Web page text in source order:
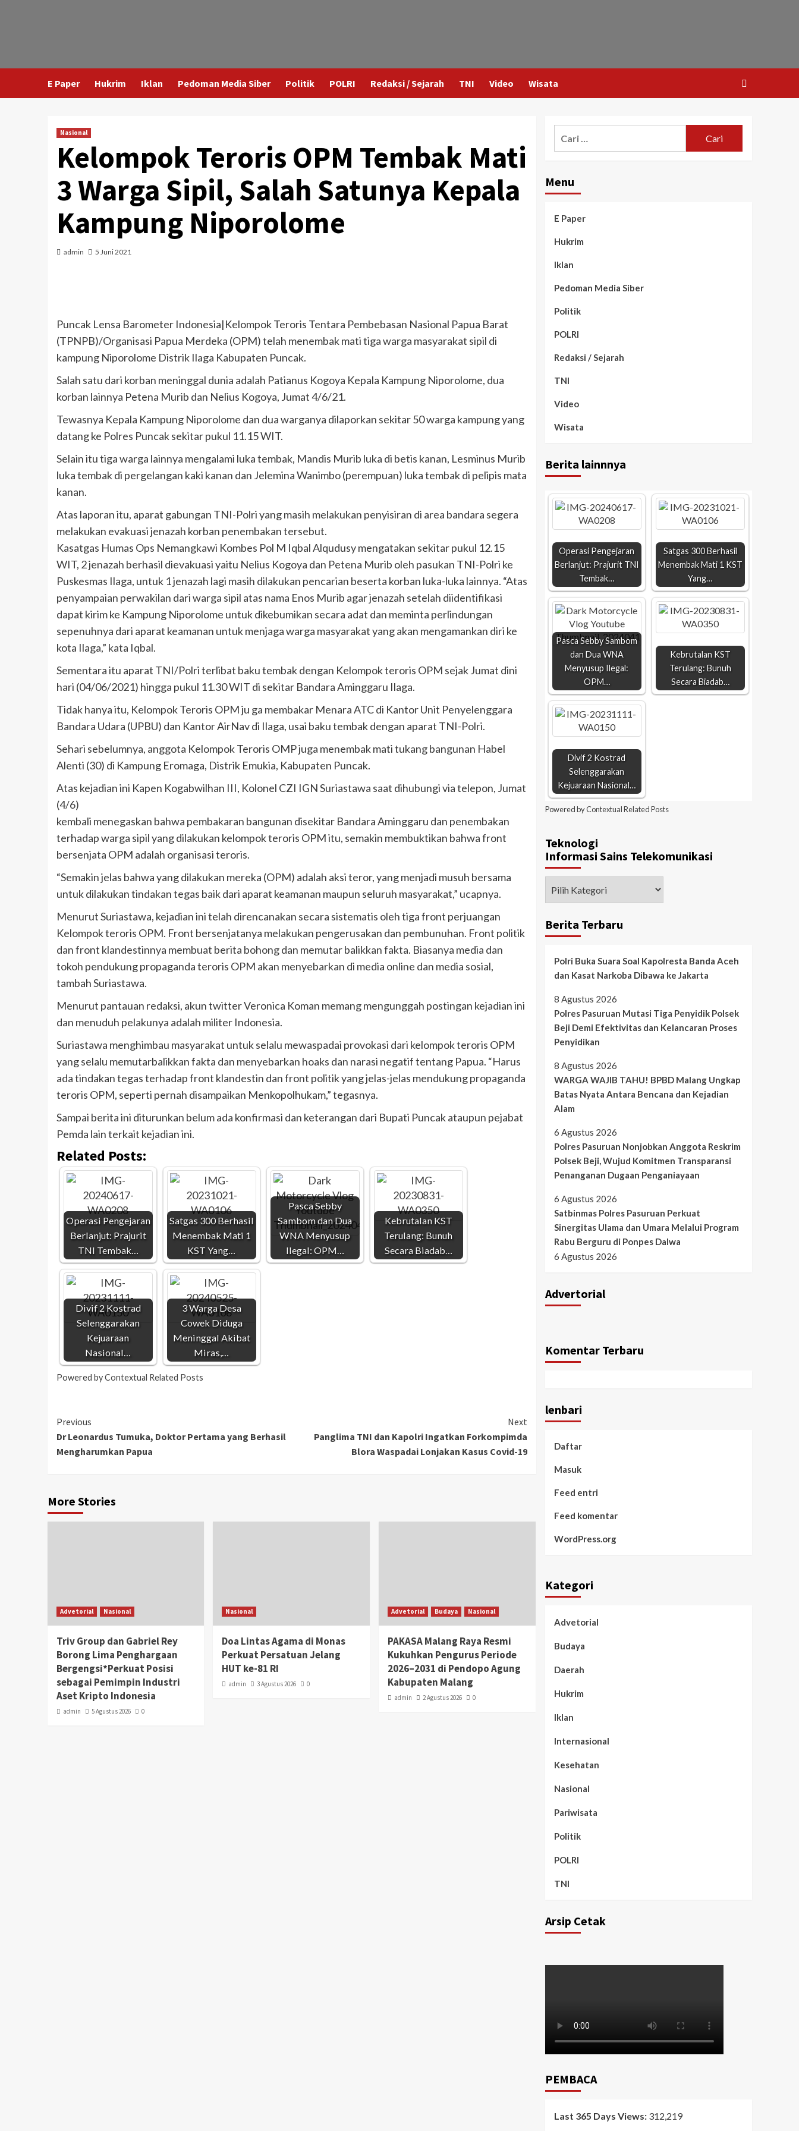
E Paper Hukrim Iklan Pedoman Media Siber Politik POLRI Redaksi / Sejarah TNI Video Wisata
Nasional
Kelompok Teroris OPM Tembak Mati
3 Warga Sipil, Salah Satunya Kepala
Kampung Niporolome
admin 5 Juni 2021
Puncak Lensa Barometer Indonesia|Kelompok Teroris Tentara Pembebasan Nasional Papua Barat
(TPNPB)/Organisasi Papua Merdeka (OPM) telah menembak mati tiga warga masyarakat sipil di
kampung Niporolome Distrik Ilaga Kabupaten Puncak.
Salah satu dari korban meninggal dunia adalah Patianus Kogoya Kepala Kampung Niporolome, dua
korban lainnya Petena Murib dan Nelius Kogoya, Jumat 4/6/21.
Tewasnya Kepala Kampung Niporolome dan dua warganya dilaporkan sekitar 50 warga kampung yang
datang ke Polres Puncak sekitar pukul 11.15 WIT.
Selain itu tiga warga lainnya mengalami luka tembak, Mandis Murib luka di betis kanan, Lesminus Murib
luka tembak di pergelangan kaki kanan dan Jelemina Wanimbo (perempuan) luka tembak di pelipis mata
kanan.
Atas laporan itu, aparat gabungan TNI-Polri yang masih melakukan penyisiran di area bandara segera
melakukan evakuasi jenazah korban penembakan tersebut.
Kasatgas Humas Ops Nemangkawi Kombes Pol M Iqbal Alqudusy mengatakan sekitar pukul 12.15
WIT, 2 jenazah berhasil dievakuasi yaitu Nelius Kogoya dan Petena Murib oleh pasukan TNI-Polri ke
Puskesmas Ilaga, untuk 1 jenazah lagi masih dilakukan pencarian beserta korban luka-luka lainnya. “Atas
penyampaian perwakilan dari warga sipil atas nama Enos Murib agar jenazah setelah diidentifikasi
dapat kirim ke Kampung Niporolome untuk dikebumikan secara adat dan meminta perlindungan
sepenuhnya dari aparat keamanan untuk menjaga warga masyarakat yang akan mengamankan diri ke
kota Ilaga,” kata Iqbal.
Sementara itu aparat TNI/Polri terlibat baku tembak dengan Kelompok teroris OPM sejak Jumat dini
hari (04/06/2021) hingga pukul 11.30 WIT di sekitar Bandara Aminggaru Ilaga.
Tidak hanya itu, Kelompok Teroris OPM ju ga membakar Menara ATC di Kantor Unit Penyelenggara
Bandara Udara (UPBU) dan Kantor AirNav di Ilaga, usai baku tembak dengan aparat TNI-Polri.
Sehari sebelumnya, anggota Kelompok Teroris OMP juga menembak mati tukang bangunan Habel
Alenti (30) di Kampung Eromaga, Distrik Emukia, Kabupaten Puncak.
Atas kejadian ini Kapen Kogabwilhan III, Kolonel CZI IGN Suriastawa saat dihubungi via telepon, Jumat
(4/6)
kembali menegaskan bahwa pembakaran bangunan disekitar Bandara Aminggaru dan penembakan
terhadap warga sipil yang dilakukan kelompok teroris OPM itu, semakin membuktikan bahwa front
bersenjata OPM adalah organisasi teroris.
“Semakin jelas bahwa yang dilakukan mereka (OPM) adalah aksi teror, yang menjadi musuh bersama
untuk dilakukan tindakan tegas baik dari aparat keamanan maupun seluruh masyarakat,” ucapnya.
Menurut Suriastawa, kejadian ini telah direncanakan secara sistematis oleh tiga front perjuangan
Kelompok teroris OPM. Front bersenjatanya melakukan pengerusakan dan pembunuhan. Front politik
dan front klandestinnya membuat berita bohong dan memutar balikkan fakta. Biasanya media dan
tokoh pendukung propaganda teroris OPM akan menyebarkan di media online dan media sosial,
tambah Suriastawa.
Menurut pantauan redaksi, akun twitter Veronica Koman memang mengunggah postingan kejadian ini
dan menuduh pelakunya adalah militer Indonesia.
Suriastawa menghimbau masyarakat untuk selalu mewaspadai provokasi dari kelompok teroris OPM
yang selalu memutarbalikkan fakta dan menyebarkan hoaks dan narasi negatif tentang Papua. “Harus
ada tindakan tegas terhadap front klandestin dan front politik yang jelas-jelas mendukung propaganda
teroris OPM, seperti pernah disampaikan Menkopolhukam,” tegasnya.
Sampai berita ini diturunkan belum ada konfirmasi dan keterangan dari Bupati Puncak ataupun pejabat
Pemda lain terkait kejadian ini.
Related Posts:
Operasi Pengejaran
Berlanjut: Prajurit
TNI Tembak…
Satgas 300 Berhasil
Menembak Mati 1
KST Yang…
Pasca Sebby
Sambom dan Dua
WNA Menyusup
Ilegal: OPM…
Kebrutalan KST
Terulang: Bunuh
Secara Biadab…
Divif 2 Kostrad
Selenggarakan
Kejuaraan
Nasional…
3 Warga Desa
Cowek Diduga
Meninggal Akibat
Miras,…
Powered byContextual Related Posts
Previous
Dr Leonardus Tumuka, Doktor Pertama yang Berhasil
Mengharumkan Papua
Next
Panglima TNI dan Kapolri Ingatkan Forkompimda
Blora Waspadai Lonjakan Kasus Covid-19
More Stories
Advetorial Nasional
Triv Group dan Gabriel Rey
Borong Lima Penghargaan
Bergengsi*Perkuat Posisi
sebagai Pemimpin Industri
Aset Kripto Indonesia
admin 5 Agustus 2026 0
Nasional
Doa Lintas Agama di Monas
Perkuat Persatuan Jelang
HUT ke-81 RI
admin 3 Agustus 2026 0
Advetorial Budaya Nasional
PAKASA Malang Raya Resmi
Kukuhkan Pengurus Periode
2026–2031 di Pendopo Agung
Kabupaten Malang
admin 2 Agustus 2026 0
Menu
E Paper
Hukrim
Iklan
Pedoman Media Siber
Politik
POLRI
Redaksi / Sejarah
TNI
Video
Wisata
Berita lainnnya
Operasi Pengejaran
Berlanjut: Prajurit TNI
Tembak…
Satgas 300 Berhasil
Menembak Mati 1 KST
Yang…
Pasca Sebby Sambom
dan Dua WNA
Menyusup Ilegal:
OPM…
Kebrutalan KST
Terulang: Bunuh
Secara Biadab…
Divif 2 Kostrad
Selenggarakan
Kejuaraan Nasional…
Powered byContextual Related Posts
Teknologi
Informasi Sains Telekomunikasi
Berita Terbaru
Polri Buka Suara Soal Kapolresta Banda Aceh
dan Kasat Narkoba Dibawa ke Jakarta
8 Agustus 2026
Polres Pasuruan Mutasi Tiga Penyidik Polsek
Beji Demi Efektivitas dan Kelancaran Proses
Penyidikan
8 Agustus 2026
WARGA WAJIB TAHU! BPBD Malang Ungkap
Batas Nyata Antara Bencana dan Kejadian
Alam
6 Agustus 2026
Polres Pasuruan Nonjobkan Anggota Reskrim
Polsek Beji, Wujud Komitmen Transparansi
Penanganan Dugaan Penganiayaan
6 Agustus 2026
Satbinmas Polres Pasuruan Perkuat
Sinergitas Ulama dan Umara Melalui Program
Rabu Berguru di Ponpes Dalwa
6 Agustus 2026
Advertorial
Komentar Terbaru
lenbari
Daftar
Masuk
Feed entri
Feed komentar
WordPress.org
Kategori
Advetorial
Budaya
Daerah
Hukrim
Iklan
Internasional
Kesehatan
Nasional
Pariwisata
Politik
POLRI
TNI
Arsip Cetak
PEMBACA
Last 365 Days Views: 312,219